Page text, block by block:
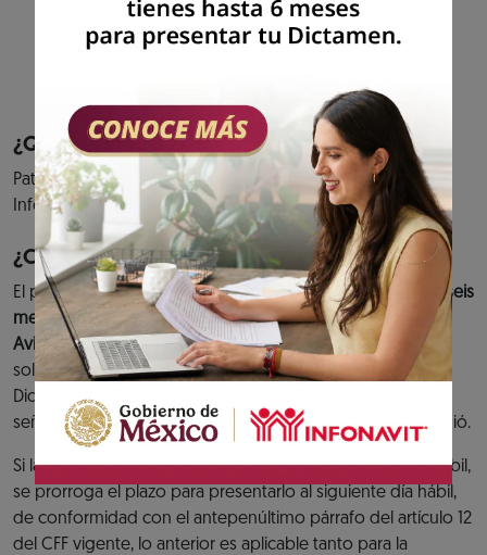
cumplimiento de tus aportaciones al fondo
de vivienda y entero de descuentos para
¿Quiénes pueden acceder al servicio?
Patrones que hayan presentado el aviso de Dictamen
Infonavit.
¿Cuándo debes cumplir?
El plazo para presentar elDictamen Infonavit es de hasta seis
meses contados a partir de la fecha de presentación del
Aviso de Dictamen Infonavit.O bien, en caso de haber
solicitado una prórroga y ésta se hubiera concedido, el
Dictamen se tiene que presentar dentro de la fecha
señalada en el Oficio de prórroga que el Instituto le expidió.
Si la fecha límite para presentar el Dictamen es un día inhábil,
se prorroga el plazo para presentarlo al siguiente día hábil,
de conformidad con el antepenúltimo párrafo del artículo 12
del CFF vigente, lo anterior es aplicable tanto para la